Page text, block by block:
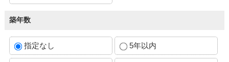
築年数
指定なし 5年以内